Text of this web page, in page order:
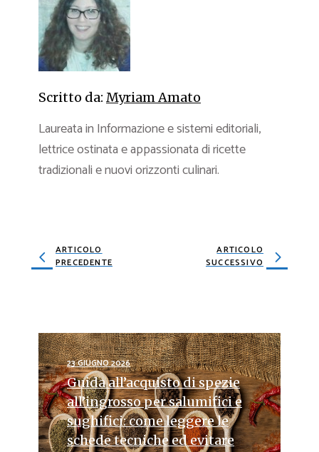
Scritto da: Myriam Amato
Laureata in Informazione e sistemi editoriali,
lettrice ostinata e appassionata di ricette
tradizionali e nuovi orizzonti culinari.
ARTICOLO
PRECEDENTE
ARTICOLO
SUCCESSIVO
23 GIUGNO 2026
Guida all’acquisto di spezie
all’ingrosso per salumifici e
sughifici: come leggere le
schede tecniche ed evitare